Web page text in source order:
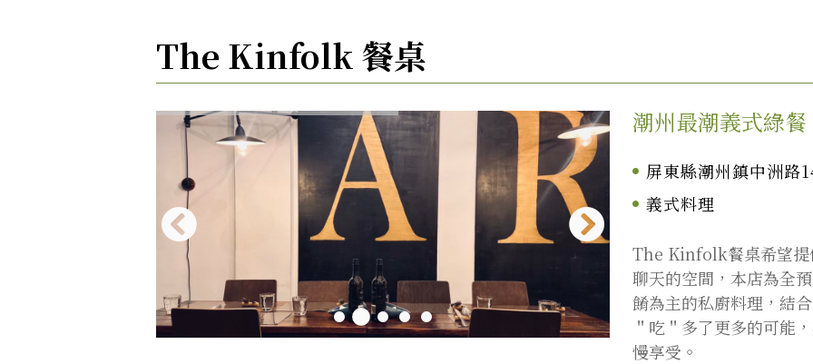
The Kinfolk 餐桌
潮州最潮義式綠餐
屏東縣潮州鎮中洲路
義式料理
The Kinfolk餐桌希望提
聊天的空間，本店為全
餚為主的私廚料理，結
＂吃＂多了更多的可能
慢享受。